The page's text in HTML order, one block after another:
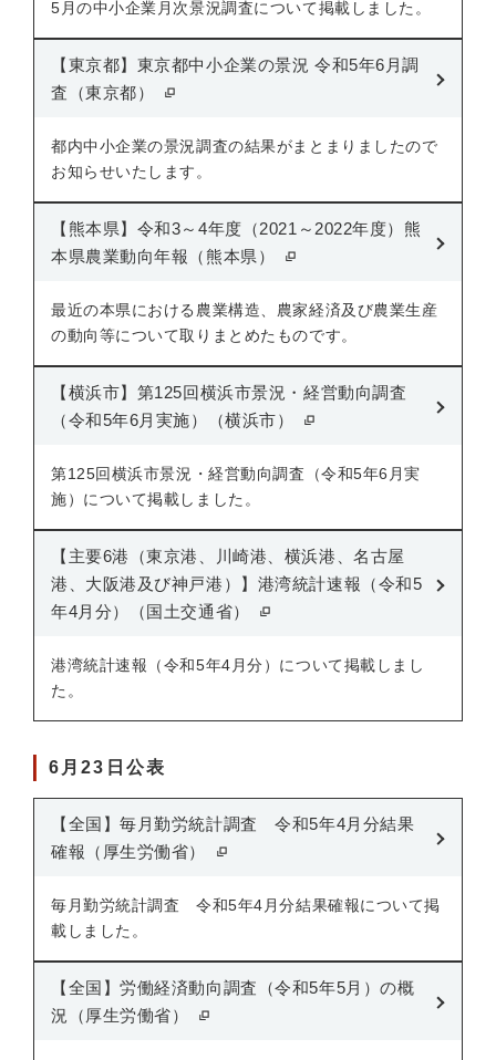
5月の中小企業月次景況調査について掲載しました。
【東京都】東京都中小企業の景況 令和5年6月調
査（東京都）
都内中小企業の景況調査の結果がまとまりましたので
お知らせいたします。
【熊本県】令和3～4年度（2021～2022年度）熊
本県農業動向年報（熊本県）
最近の本県における農業構造、農家経済及び農業生産
の動向等について取りまとめたものです。
【横浜市】第125回横浜市景況・経営動向調査
（令和5年6月実施）（横浜市）
第125回横浜市景況・経営動向調査（令和5年6月実
施）について掲載しました。
【主要6港（東京港、川崎港、横浜港、名古屋
港、大阪港及び神戸港）】港湾統計速報（令和5
年4月分）（国土交通省）
港湾統計速報（令和5年4月分）について掲載しまし
た。
6月23日公表
【全国】毎月勤労統計調査 令和5年4月分結果
確報（厚生労働省）
毎月勤労統計調査 令和5年4月分結果確報について掲
載しました。
【全国】労働経済動向調査（令和5年5月）の概
況（厚生労働省）